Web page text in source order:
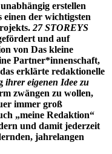
erstellen
der wichtigsten
27 STOREYS
und auf
von Das kleine
Partner*innenschaft,
erklärte redaktionelle
ihrer eigenen Idee zu
zwängen zu wollen,
immer groß
„meine Redaktion“
und damit jederzeit
jahrelangen